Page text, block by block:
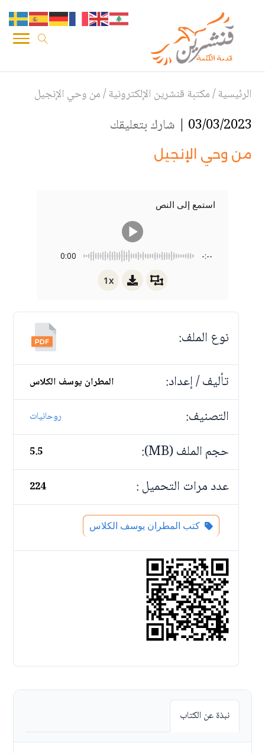
الرئيسية/مكتبة قنشرين الإلكترونية/من وحي الإنجيل
03/03/2023 | شارك بتعليقك
من وحي الإنجيل
استمع إلى النص
0:00 -:--
1x
نوع الملف:
تأليف / إعداد:
المطران يوسف الكلاس
التصنيف: روحانيات
حجم الملف (MB): 5.5
عدد مرات التحميل : 224
كتب المطران يوسف الكلاس
نبذة عن الكتاب